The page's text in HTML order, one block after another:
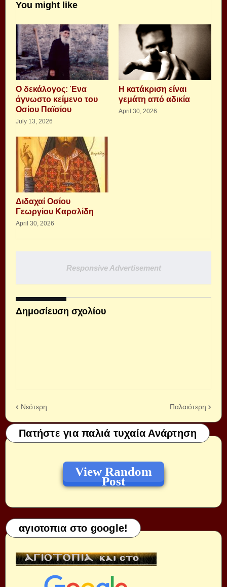
You might like
Ο δεκάλογος: Ένα
άγνωστο κείμενο του
Οσίου Παϊσίου
July 13, 2026
Η κατάκριση είναι
γεμάτη από αδικία
April 30, 2026
Διδαχαί Οσίου
Γεωργίου Καρσλίδη
April 30, 2026
Responsive Advertisement
Δημοσίευση σχολίου
Νεότερη Παλαιότερη
Πατήστε για παλιά τυχαία Ανάρτηση
View Random
Post
αγιοτοπια στο google!